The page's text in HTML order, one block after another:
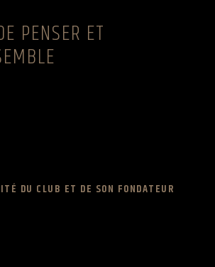
PENSER ET
DU CLUB ET DE SON FONDATEUR